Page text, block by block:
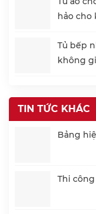
hảo cho
Tủ bếp
không
TIN TỨC KHÁC
Bảng
Thi